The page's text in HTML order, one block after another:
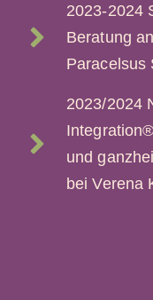
2023-2024
Beratung
Paracelsus
2023/2024
und
bei Verena